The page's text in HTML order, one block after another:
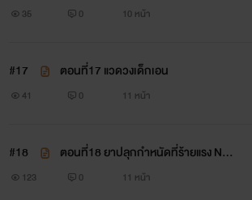
35 0 10 หน้า
#17 ตอนที่17 แวดวงเด็กเอน
41 0 11 หน้า
#18
ตอนที่18 ยาปลุกกำหนัดที่ร้ายแรง NC1
8+
123 0 11 หน้า